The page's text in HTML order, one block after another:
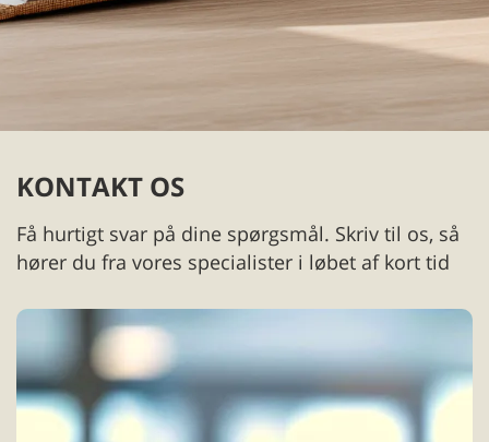
KONTAKT OS
Få hurtigt svar på dine spørgsmål. Skriv til os, så
hører du fra vores specialister i løbet af kort tid